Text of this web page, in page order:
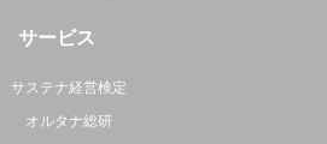
サービス
サステナ経営検定
オルタナ総研